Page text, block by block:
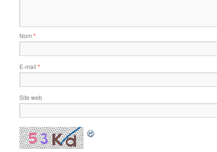
Nom *
E-mail *
Site web